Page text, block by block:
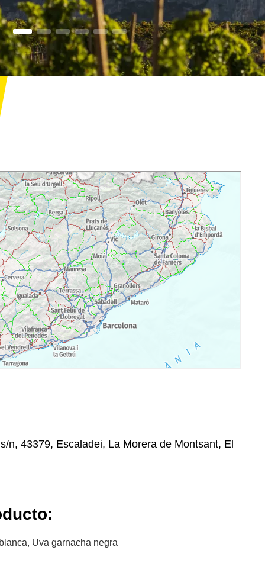
n, 43379, Escaladei, La Morera de Montsant, El
Uva garnacha negra